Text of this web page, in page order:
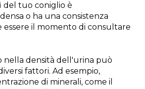
del tuo coniglio è
o ha una consistenza
essere il momento di consultare
nella densità dell'urina può
fattori. Ad esempio,
di minerali, come il